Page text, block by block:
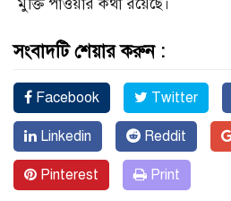
মুক্তি পাওয়ার কথা রয়েছে।
সংবাদটি শেয়ার করুন :
Facebook Twitter
Linkedin Reddit
Pinterest Print